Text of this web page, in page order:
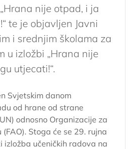
nije otpad, i ja
te je objavljen Javni
i srednjim školama za
u izložbi „Hrana nije
utjecati!“.
Svjetskim danom
od hrane od strane
odnosno Organizacije za
Stoga će se 29. rujna
izložba učeničkih radova na